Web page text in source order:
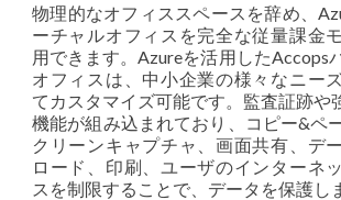
物理的なオフィススペースを辞め、
ーチャルオフィスを完全な従量課金
用できます。Azureを活用したAccops
オフィスは、中小企業の様々なニー
てカスタマイズ可能です。監査証跡や
機能が組み込まれており、コピー&ペ
クリーンキャプチャ、画面共有、デ
ロード、印刷、ユーザのインターネ
スを制限することで、データを保護し